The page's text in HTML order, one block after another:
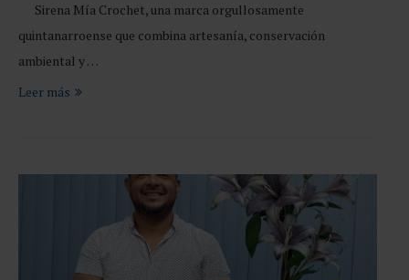
Sirena Mía Crochet, una marca orgullosamente
quintanarroense que combina artesanía, conservación
ambiental y …
Leer más